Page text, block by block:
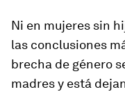
Ni en mujeres sin
las conclusiones
brecha de género
madres y está